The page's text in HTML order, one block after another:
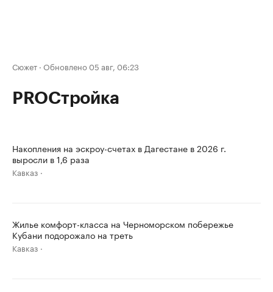
Сюжет · Обновлено 05 авг, 06:23
PROСтройка
Накопления на эскроу-счетах в Дагестане в 2026 г.
выросли в 1,6 раза
Кавказ
Жилье комфорт-класса на Черноморском побережье
Кубани подорожало на треть
Кавказ